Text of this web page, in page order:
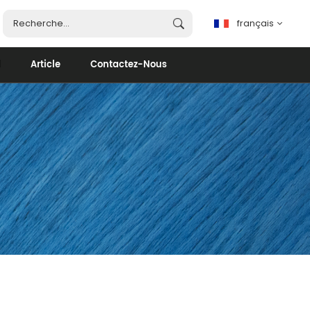
français
français
English
español
português
العربية
Article Contactez-Nous